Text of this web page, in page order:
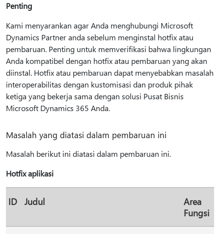
Penting
Kami menyarankan agar Anda menghubungi Microsoft
Dynamics Partner anda sebelum menginstal hotfix atau
pembaruan. Penting untuk memverifikasi bahwa lingkungan
Anda kompatibel dengan hotfix atau pembaruan yang akan
diinstal. Hotfix atau pembaruan dapat menyebabkan masalah
interoperabilitas dengan kustomisasi dan produk pihak
ketiga yang bekerja sama dengan solusi Pusat Bisnis
Microsoft Dynamics 365 Anda.
Masalah yang diatasi dalam pembaruan ini
Masalah berikut ini diatasi dalam pembaruan ini.
Hotfix aplikasi
ID Judul
Area
Fungsi